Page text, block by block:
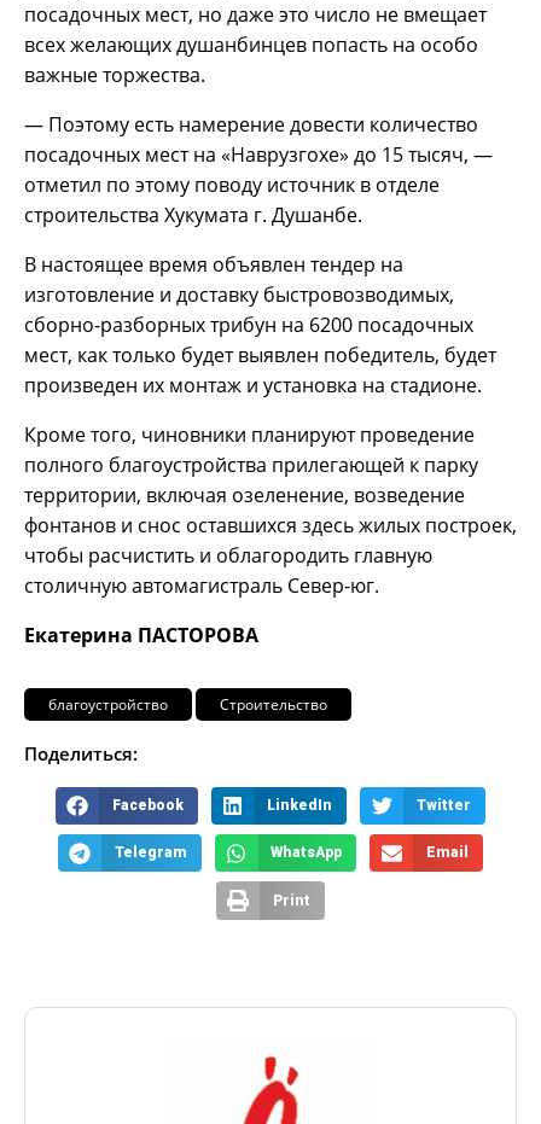
посадочных мест, но даже это число не вмещает
всех желающих душанбинцев попасть на особо
важные торжества.
— Поэтому есть намерение довести количество
посадочных мест на «Наврузгохе» до 15 тысяч, —
отметил по этому поводу источник в отделе
строительства Хукумата г. Душанбе.
В настоящее время объявлен тендер на
изготовление и доставку быстровозводимых,
сборно-разборных трибун на 6200 посадочных
мест, как только будет выявлен победитель, будет
произведен их монтаж и установка на стадионе.
Кроме того, чиновники планируют проведение
полного благоустройства прилегающей к парку
территории, включая озеленение, возведение
фонтанов и снос оставшихся здесь жилых построек,
чтобы расчистить и облагородить главную
столичную автомагистраль Север-юг.
Екатерина ПАСТОРОВА
благоустройство Строительство
Поделиться:
Facebook LinkedIn Twitter
Telegram WhatsApp Email
Print